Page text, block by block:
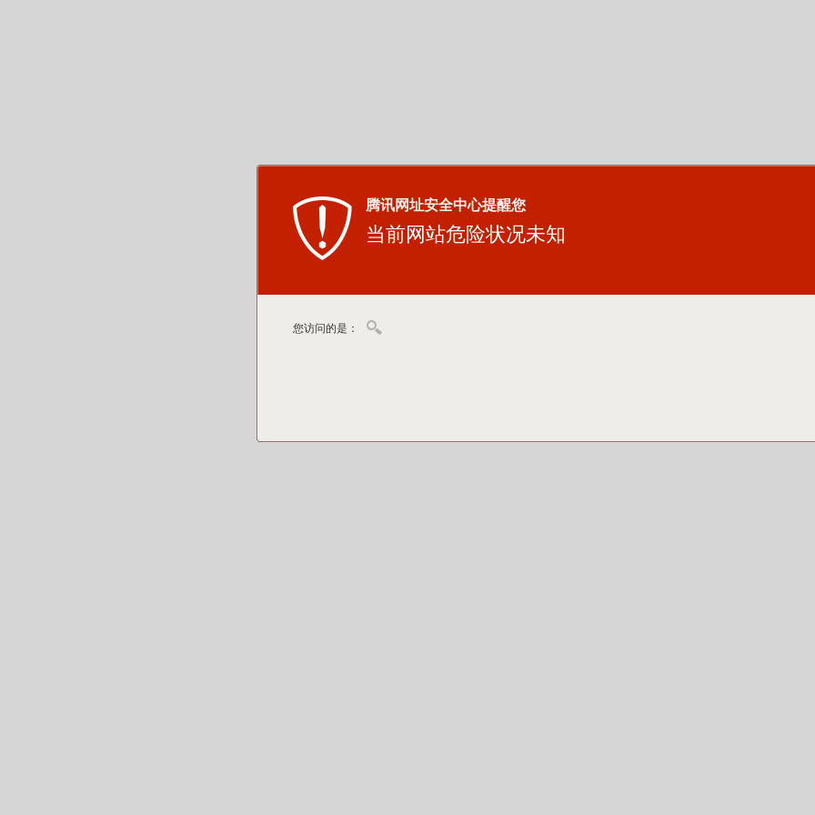
腾讯网址安全中心提醒您
当前网站危险状况未知
您访问的是：